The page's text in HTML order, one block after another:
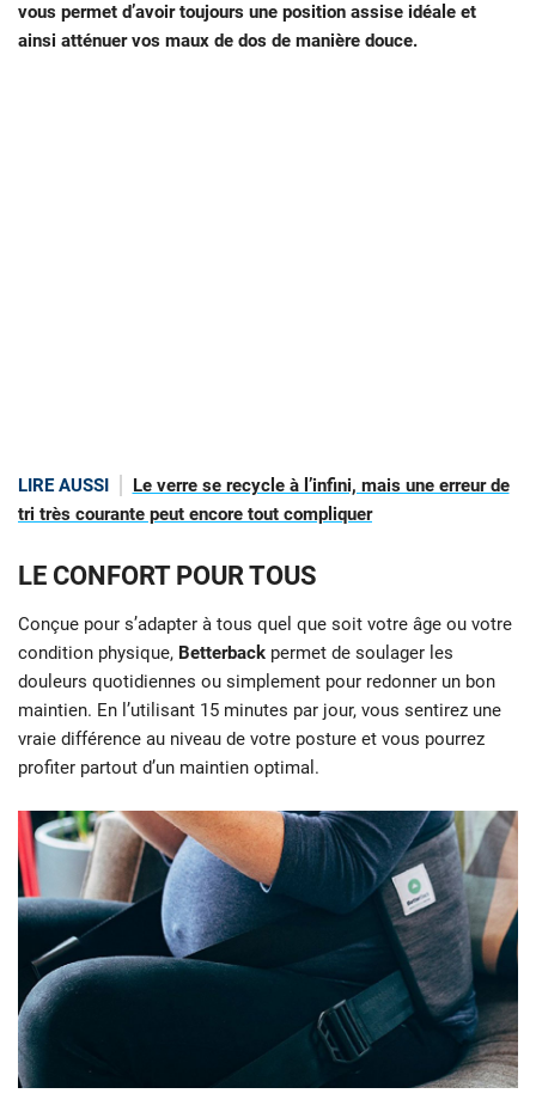
vous permet d’avoir toujours une position assise idéale et
ainsi atténuer vos maux de dos de manière douce.
LIRE AUSSI
Le verre se recycle à l’infini, mais une erreur de
tri très courante peut encore tout compliquer
LE CONFORT POUR TOUS
Conçue pour s’adapter à tous quel que soit votre âge ou votre
condition physique, Betterback permet de soulager les
douleurs quotidiennes ou simplement pour redonner un bon
maintien. En l’utilisant 15 minutes par jour, vous sentirez une
vraie différence au niveau de votre posture et vous pourrez
profiter partout d’un maintien optimal.